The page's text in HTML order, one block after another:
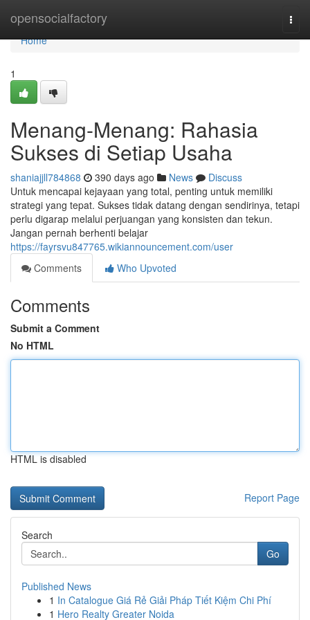
opensocialfactory
Home
Home
1
Menang-Menang: Rahasia
Sukses di Setiap Usaha
shaniajjll784868 390 days ago News
Discuss
Untuk mencapai kejayaan yang total, penting untuk memiliki
strategi yang tepat. Sukses tidak datang dengan sendirinya, tetapi
perlu digarap melalui perjuangan yang konsisten dan tekun.
Jangan pernah berhenti belajar
https://fayrsvu847765.wikiannouncement.com/user
Comments
Who Upvoted
Comments
Submit a Comment
No HTML
HTML is disabled
Report Page
Search
Go
Published News
1 In Catalogue Giá Rẻ Giải Pháp Tiết Kiệm Chi Phí
1 Hero Realty Greater Noida